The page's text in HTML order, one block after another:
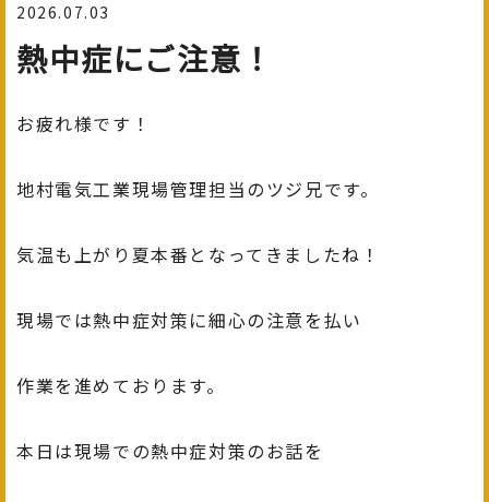
2026.07.03
熱中症にご注意！
お疲れ様です！
地村電気工業現場管理担当のツジ兄です。
気温も上がり夏本番となってきましたね！
現場では熱中症対策に細心の注意を払い
作業を進めております。
本日は現場での熱中症対策のお話を